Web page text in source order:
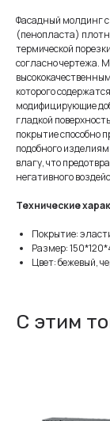
Фасадный молдинг с
(пенопласта)
термической
согласно чертежа.
которого
модифицирующие
гладкой
покрытие способно
подобного
влагу, что
негативного
Технические
Покрытие:
Размер:
Цвет: бежевый,
С этим